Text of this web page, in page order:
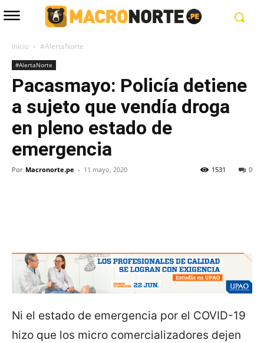
Inicio #AlertaNorte
#AlertaNorte
Pacasmayo: Policía detiene
a sujeto que vendía droga
en pleno estado de
emergencia
Por Macronorte.pe - 11 mayo, 2020 0
1531
Ni el estado de emergencia por el COVID-19
hizo que los micro comercializadores dejen